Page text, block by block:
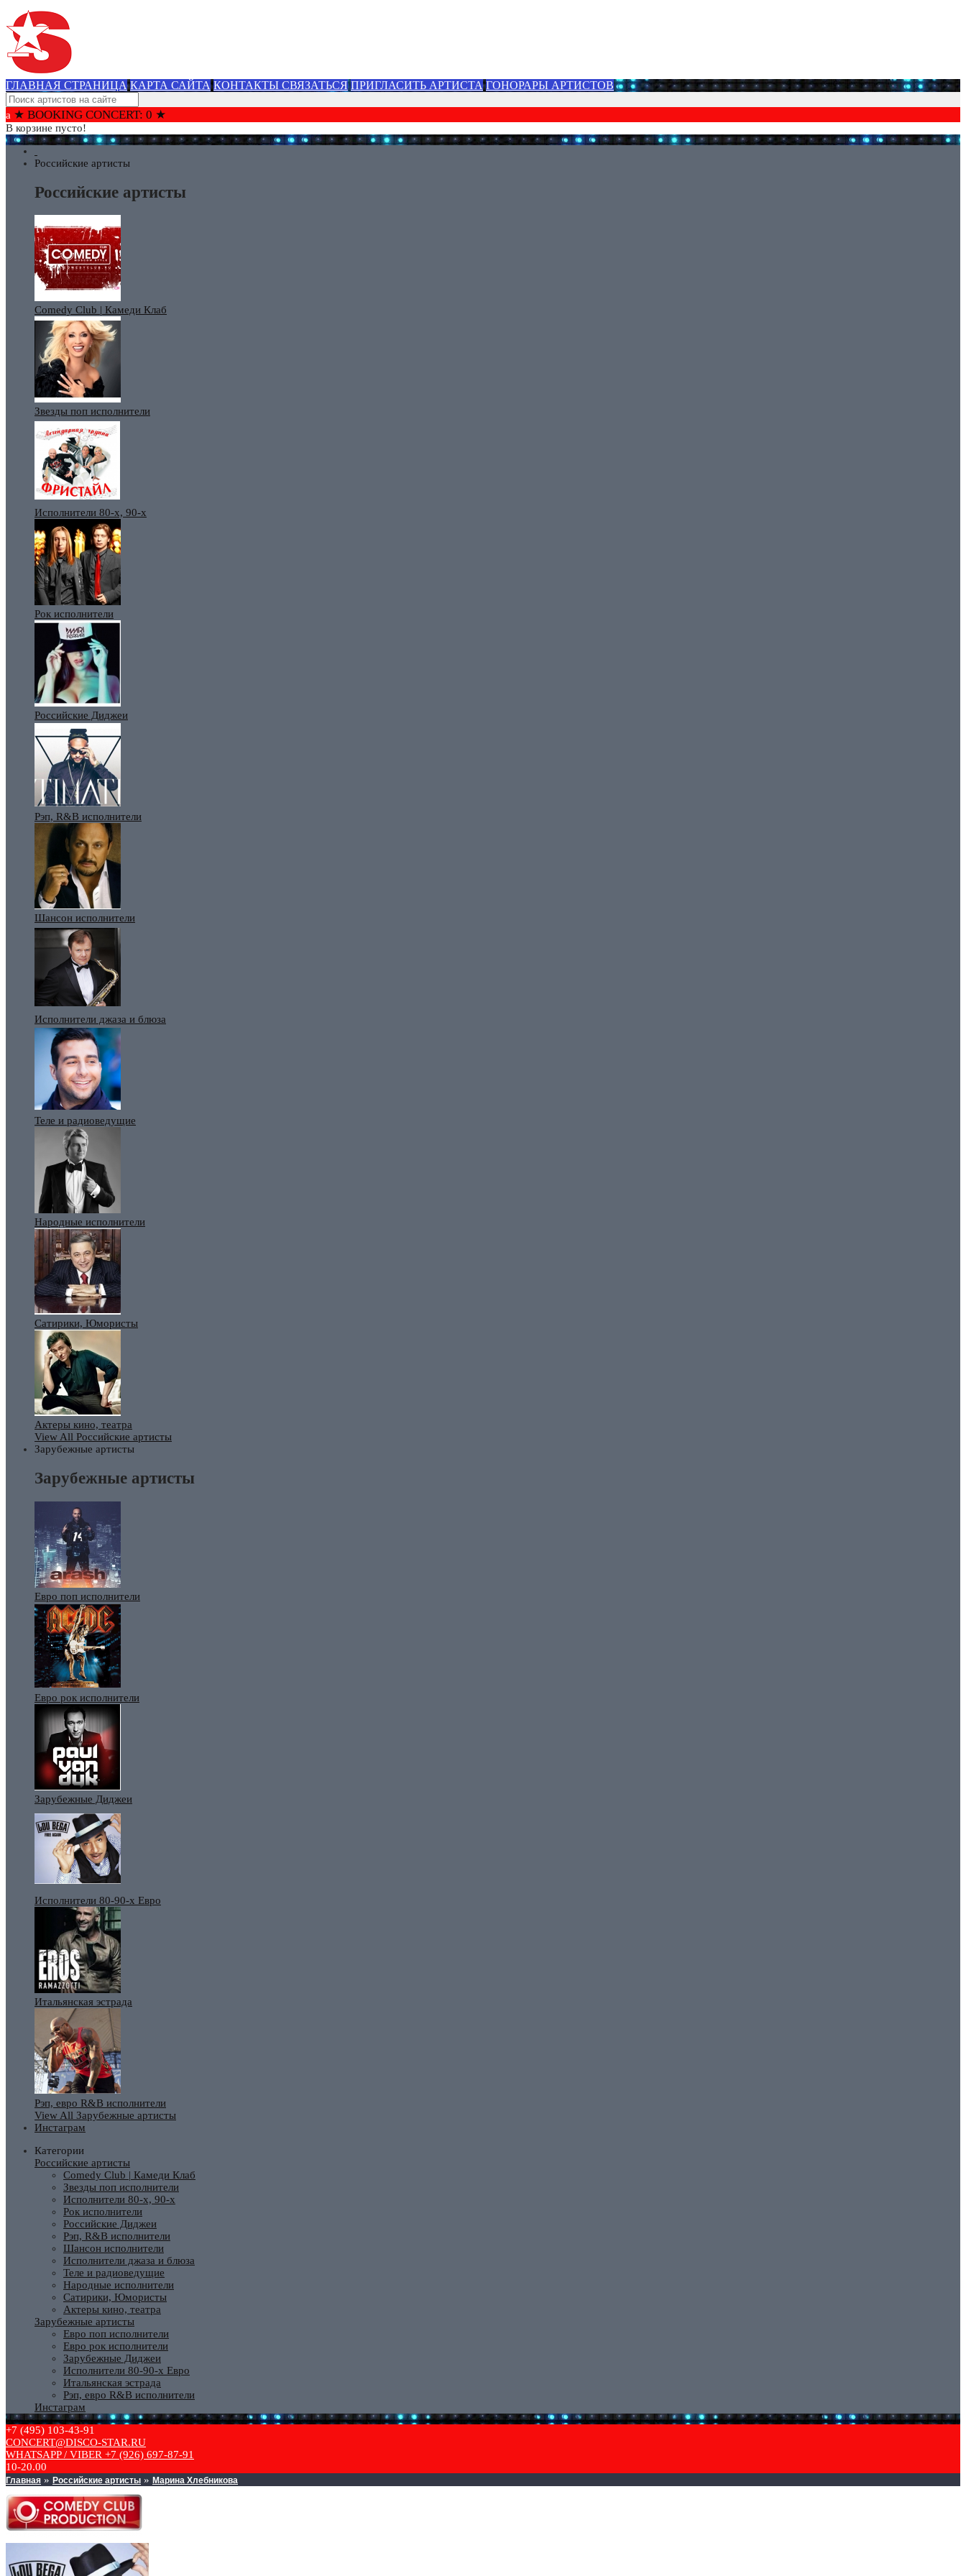
ГЛАВНАЯ СТРАНИЦА КАРТА САЙТА КОНТАКТЫ СВЯЗАТЬСЯ ПРИГЛАСИТЬ АРТИСТА ГОНОРАРЫ АРТИСТОВ
★ BOOKING CONCERT: 0 ★
В корзине пусто!
Российские артисты
Российские артисты
Comedy Club | Камеди Клаб
Звезды поп исполнители
Исполнители 80-х, 90-х
Рок исполнители
Российские Диджеи
Рэп, R&B исполнители
Шансон исполнители
Исполнители джаза и блюза
Теле и радиоведущие
Народные исполнители
Сатирики, Юмористы
Актеры кино, театра
View All Российские артисты
Зарубежные артисты
Зарубежные артисты
Евро поп исполнители
Евро рок исполнители
Зарубежные Диджеи
Исполнители 80-90-х Евро
Итальянская эстрада
Рэп, евро R&B исполнители
View All Зарубежные артисты
Инстаграм
Категории
Российские артисты
Comedy Club | Камеди Клаб
Звезды поп исполнители
Исполнители 80-х, 90-х
Рок исполнители
Российские Диджеи
Рэп, R&B исполнители
Шансон исполнители
Исполнители джаза и блюза
Теле и радиоведущие
Народные исполнители
Сатирики, Юмористы
Актеры кино, театра
Зарубежные артисты
Евро поп исполнители
Евро рок исполнители
Зарубежные Диджеи
Исполнители 80-90-х Евро
Итальянская эстрада
Рэп, евро R&B исполнители
Инстаграм
+7 (495) 103-43-91
CONCERT@DISCO-STAR.RU
WHATSAPP / VIBER +7 (926) 697-87-91
10-20.00
Главная » Российские артисты » Марина Хлебникова